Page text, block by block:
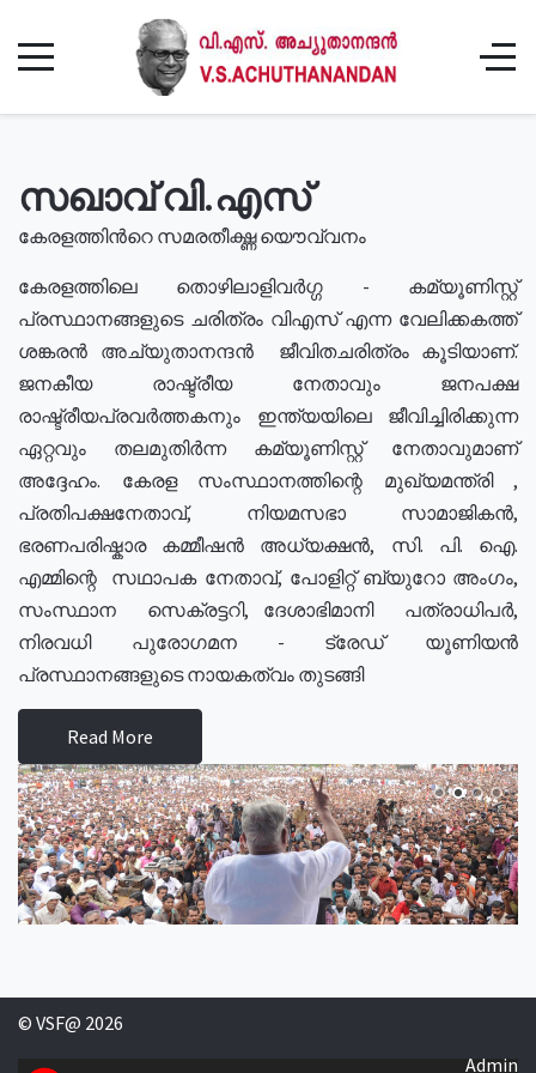
സഖാവ് വി.എസ്
കേരളത്തിൻറെ സമരതീക്ഷ്ണ യൌവ്വനം
കേരളത്തിലെ തൊഴിലാളിവർഗ്ഗ - കമ്യൂണിസ്റ്റ്
പ്രസ്ഥാനങ്ങളുടെ ചരിത്രം വിഎസ് എന്ന വേലിക്കകത്ത്
ശങ്കരൻ അച്യുതാനന്ദൻ ജീവിതചരിത്രം കൂടിയാണ്.
ജനകീയ രാഷ്ട്രീയ നേതാവും ജനപക്ഷ
രാഷ്ട്രീയപ്രവർത്തകനും ഇന്ത്യയിലെ ജീവിച്ചിരിക്കുന്ന
ഏറ്റവും തലമുതിർന്ന കമ്യൂണിസ്റ്റ് നേതാവുമാണ്
അദ്ദേഹം. കേരള സംസ്ഥാനത്തിന്റെ മുഖ്യമന്ത്രി ,
പ്രതിപക്ഷനേതാവ്, നിയമസഭാ സാമാജികൻ,
ഭരണപരിഷ്കാര കമ്മീഷൻ അധ്യക്ഷൻ, സി. പി. ഐ.
എമ്മിന്റെ സഥാപക നേതാവ്, പോളിറ്റ് ബ്യുറോ അംഗം,
സംസ്ഥാന സെക്രട്ടറി, ദേശാഭിമാനി പത്രാധിപർ,
നിരവധി പുരോഗമന - ട്രേഡ് യൂണിയൻ
പ്രസ്ഥാനങ്ങളുടെ നായകത്വം തുടങ്ങി
Read More
© VSF@ 2026
Admin